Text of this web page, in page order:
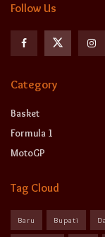
Follow Us
Category
Basket
Formula 1
MotoGP
Tag Cloud
Baru Bupati